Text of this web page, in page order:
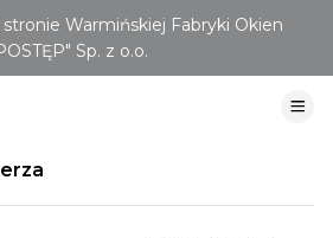
Warmińskiej Fabryki Okien
Sp. z o.o.